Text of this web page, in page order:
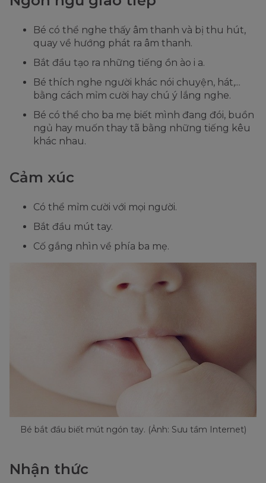
Bé có thể nghe thấy âm thanh và bị thu hút,
quay về hướng phát ra âm thanh.
Bắt đầu tạo ra những tiếng ồn ào i a.
Bé thích nghe người khác nói chuyện, hát,...
bằng cách mỉm cười hay chú ý lắng nghe.
Bé có thể cho ba mẹ biết mình đang đói, buồn
ngủ hay muốn thay tã bằng những tiếng kêu
khác nhau.
Cảm xúc
Có thể mỉm cười với mọi người.
Bắt đầu mút tay.
Cố gắng nhìn về phía ba mẹ.
Bé bắt đầu biết mút ngón tay. (Ảnh: Sưu tầm Internet)
Nhận thức